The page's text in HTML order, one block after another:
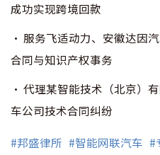
成功实现跨境回款
• 服务飞适动力、安徽达因
合同与知识产权事务
• 代理某智能技术（北京）
车公司技术合同纠纷
#邦盛律所 #智能网联汽车 #